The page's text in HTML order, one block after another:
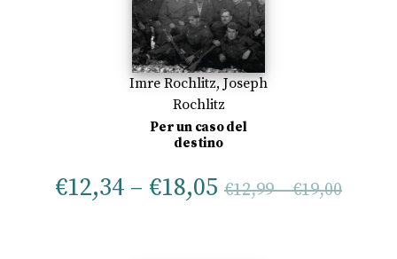
Imre Rochlitz,Joseph
Rochlitz
Per un caso del
destino
€12,34 – €18,05 €12,99–€19,00